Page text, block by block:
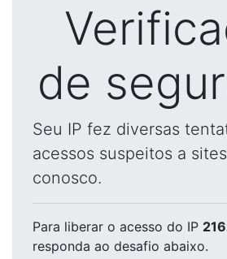
de
Seu IP fez diversas
acessos suspeitos a
conosco.
Para liberar o acesso do IP
responda ao desafio abaixo.